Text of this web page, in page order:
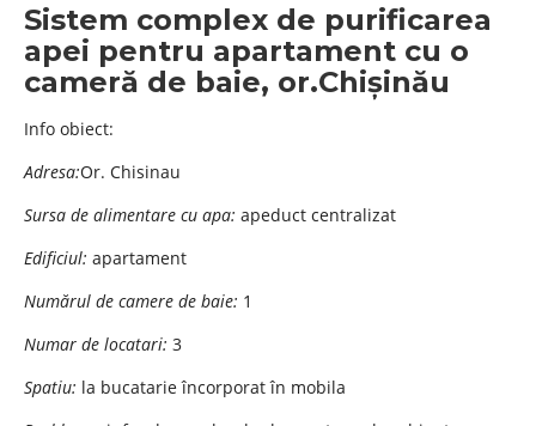
Sistem complex de purificarea
apei pentru apartament cu o
cameră de baie, or.Chișinău
Info obiect:
Adresa:Or. Chisinau
Sursa de alimentare cu apa: apeduct centralizat
Edificiul: apartament
Numărul de camere de baie: 1
Numar de locatari: 3
Spatiu: la bucatarie încorporat în mobila